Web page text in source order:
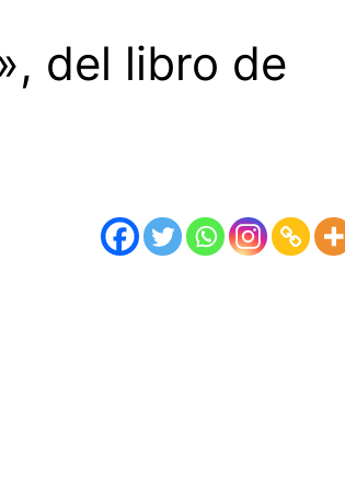
del libro de